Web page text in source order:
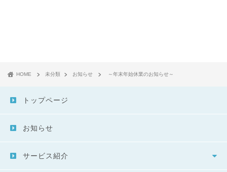
HOME 未分類 お知らせ ～年末年始休業のお知らせ～
トップページ
お知らせ
サービス紹介